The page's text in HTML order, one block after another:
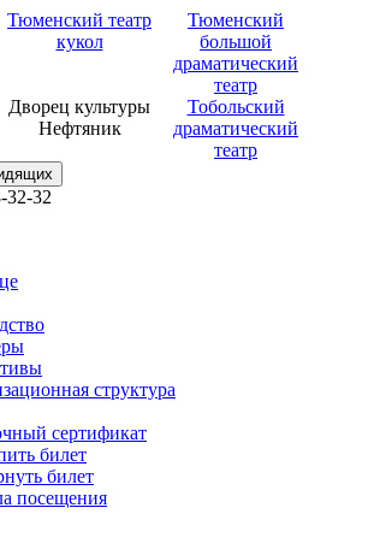
Тюменский театр
кукол
Тюменский
большой
драматический
театр
Дворец культуры
Нефтяник
Тобольский
драматический
театр
32-32
структура
сертификат
билет
билет
посещения